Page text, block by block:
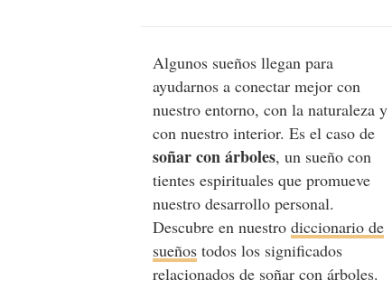
Algunos sueños llegan para
ayudarnos a conectar mejor con
nuestro entorno, con la naturaleza y
con nuestro interior. Es el caso de
soñar con árboles, un sueño con
tientes espirituales que promueve
nuestro desarrollo personal.
Descubre en nuestrodiccionario de
sueños todos los significados
relacionados de soñar con árboles.